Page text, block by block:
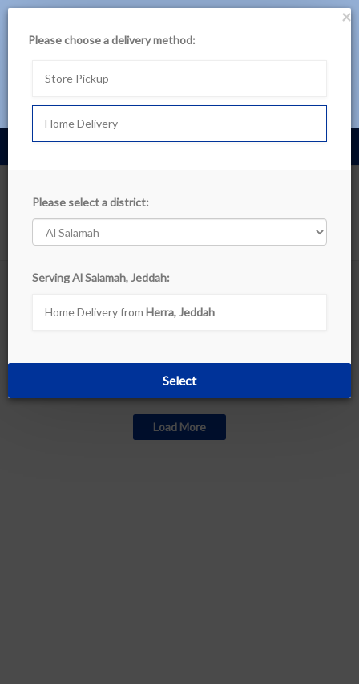
لتجربة أفضل، تصفح المنتجات عبر التطبيق
0 Cart
Travel Bags
Sort By
Load More
×
Please choose a delivery method:
Store Pickup
Home Delivery
Please select a district:
Serving Al Salamah, Jeddah:
Home Delivery from Herra, Jeddah
Select